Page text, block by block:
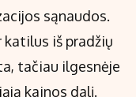
sąnaudos.
katilus iš pradžių
tačiau ilgesnėje
kainos dalį.